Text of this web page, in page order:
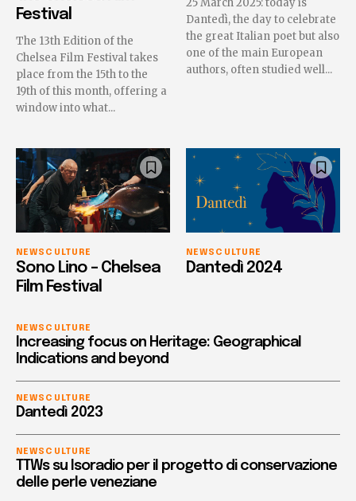
Festival
The 13th Edition of the
Chelsea Film Festival takes
place from the 15th to the
19th of this month, offering a
window into what...
25 March 2025: today is
Dantedì, the day to celebrate
the great Italian poet but also
one of the main European
authors, often studied well...
NEWS CULTURE
Sono Lino – Chelsea
Film Festival
NEWS CULTURE
Dantedì 2024
NEWS CULTURE
Increasing focus on Heritage: Geographical
Indications and beyond
NEWS CULTURE
Dantedì 2023
NEWS CULTURE
TTWs su Isoradio per il progetto di conservazione
delle perle veneziane